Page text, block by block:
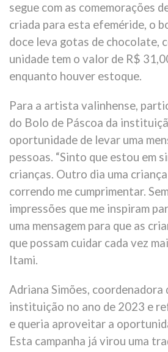
segue com as comemorações
criada para esta efeméride, o
doce leva gotas de chocolate,
unidade tem o valor de R$
enquanto houver estoque.
Para a artista valinhense,
do Bolo de Páscoa da
oportunidade de levar uma
pessoas. “Sinto que estou em
crianças. Outro dia uma
correndo me cumprimentar.
impressões que me inspiram
uma mensagem para que as
que possam cuidar cada vez
Itami.
Adriana Simões, coordenadora
instituição no ano de 2023 e
e queria aproveitar a
Esta campanha já virou uma